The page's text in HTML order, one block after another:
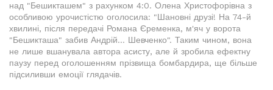
над "Бешикташем" з рахунком 4:0. Олена Христофорівна з
особливою урочистістю оголосила: "Шановні друзі! На 74-й
хвилині, після передачі Романа Єременка, м'яч у ворота
"Бешикташа" забив Андрій… Шевченко". Таким чином, вона
не лише вшанувала автора асисту, але й зробила ефектну
паузу перед оголошенням прізвища бомбардира, ще більше
підсиливши емоції глядачів.